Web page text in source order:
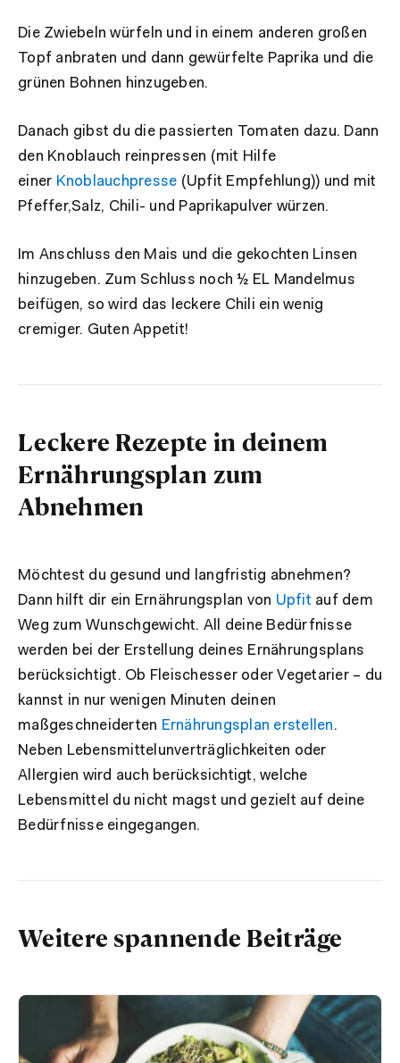
Die Zwiebeln würfeln und in einem anderen großen
Topf anbraten und dann gewürfelte Paprika und die
grünen Bohnen hinzugeben.
Danach gibst du die passierten Tomaten dazu. Dann
den Knoblauch reinpressen (mit Hilfe
einer Knoblauchpresse (Upfit Empfehlung)) und mit
Pfeffer,Salz, Chili- und Paprikapulver würzen.
Im Anschluss den Mais und die gekochten Linsen
hinzugeben. Zum Schluss noch ½ EL Mandelmus
beifügen, so wird das leckere Chili ein wenig
cremiger. Guten Appetit!
Leckere Rezepte in deinem
Ernährungsplan zum
Abnehmen
Möchtest du gesund und langfristig abnehmen?
Dann hilft dir ein Ernährungsplan von Upfit auf dem
Weg zum Wunschgewicht. All deine Bedürfnisse
werden bei der Erstellung deines Ernährungsplans
berücksichtigt. Ob Fleischesser oder Vegetarier – du
kannst in nur wenigen Minuten deinen
maßgeschneiderten Ernährungsplan erstellen.
Neben Lebensmittelunverträglichkeiten oder
Allergien wird auch berücksichtigt, welche
Lebensmittel du nicht magst und gezielt auf deine
Bedürfnisse eingegangen.
Weitere spannende Beiträge